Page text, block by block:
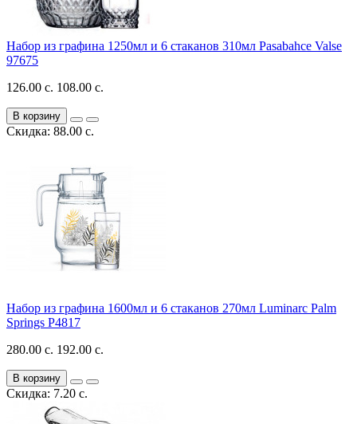
Набор из графина 1250мл и 6 стаканов 310мл Pasabahce Valse
97675
126.00 с. 108.00 с.
В корзину
Скидка: 88.00 с.
Набор из графина 1600мл и 6 стаканов 270мл Luminarc Palm
Springs P4817
280.00 с. 192.00 с.
В корзину
Скидка: 7.20 с.